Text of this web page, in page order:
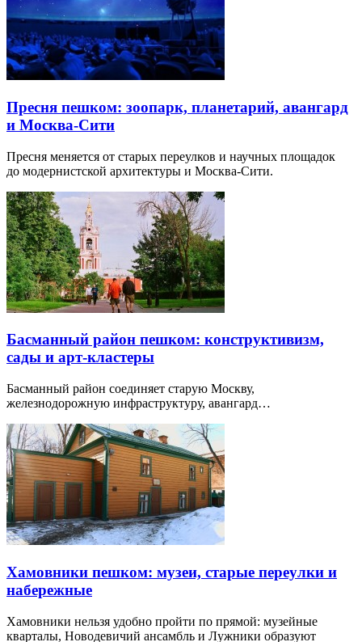
Пресня пешком: зоопарк, планетарий, авангард
и Москва-Сити
Пресня меняется от старых переулков и научных площадок
до модернистской архитектуры и Москва-Сити.
Басманный район пешком: конструктивизм,
сады и арт-кластеры
Басманный район соединяет старую Москву,
железнодорожную инфраструктуру, авангард…
Хамовники пешком: музеи, старые переулки и
набережные
Хамовники нельзя удобно пройти по прямой: музейные
кварталы, Новодевичий ансамбль и Лужники образуют